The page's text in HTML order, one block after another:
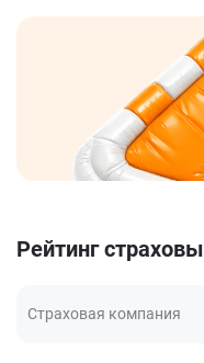
Рейтинг
Страховая компания